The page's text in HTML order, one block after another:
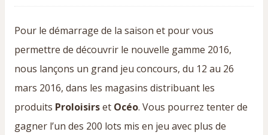
Pour le démarrage de la saison et pour vous
permettre de découvrir le nouvelle gamme 2016,
nous lançons un grand jeu concours, du 12 au 26
mars 2016, dans les magasins distribuant les
produits Proloisirset Océo. Vous pourrez tenter de
gagner l’un des 200 lots mis en jeu avec plus de